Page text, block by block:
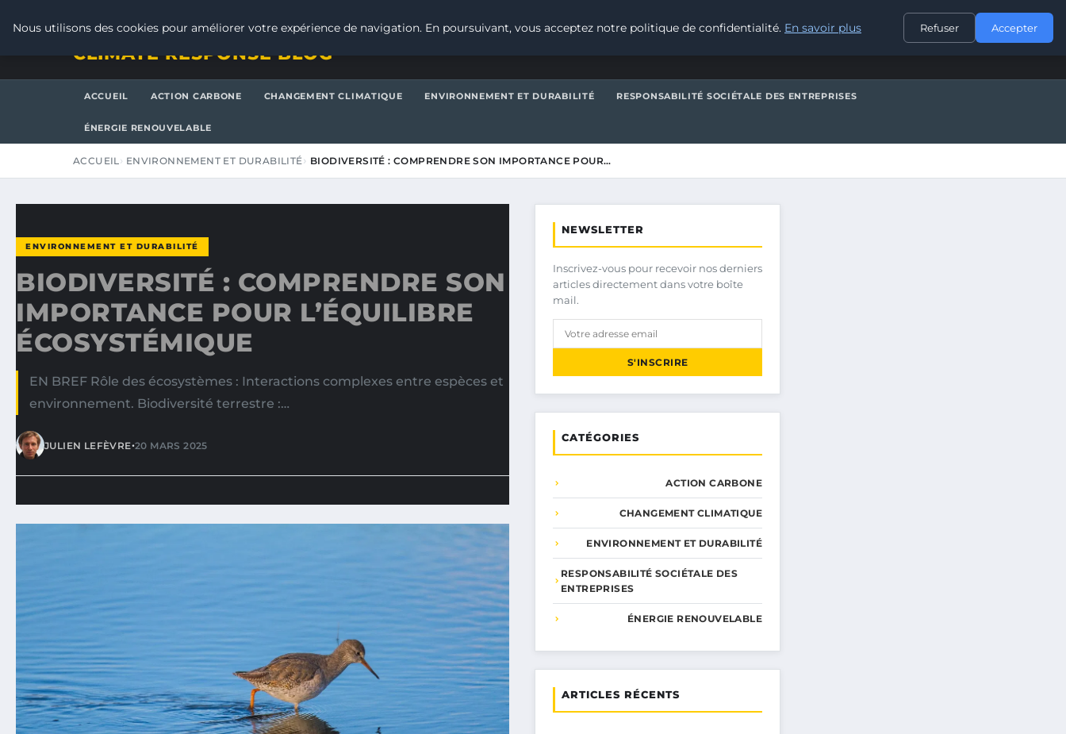
CONTACT
CLIMATE RESPONSE BLOG
ACCUEIL ACTION CARBONE CHANGEMENT CLIMATIQUE ENVIRONNEMENT ET DURABILITÉ RESPONSABILITÉ SOCIÉTALE DES ENTREPRISES
ÉNERGIE RENOUVELABLE
ACCUEIL ENVIRONNEMENT ET DURABILITÉ BIODIVERSITÉ : COMPRENDRE SON IMPORTANCE POUR…
ENVIRONNEMENT ET DURABILITÉ
BIODIVERSITÉ : COMPRENDRE SON
IMPORTANCE POUR L’ÉQUILIBRE
ÉCOSYSTÉMIQUE
EN BREF Rôle des écosystèmes : Interactions complexes entre espèces et
environnement. Biodiversité terrestre :…
JULIEN LEFÈVRE•20 MARS 2025
NEWSLETTER
Inscrivez-vous pour recevoir nos derniers
articles directement dans votre boîte
mail.
S'INSCRIRE
CATÉGORIES
ACTION CARBONE
CHANGEMENT CLIMATIQUE
ENVIRONNEMENT ET DURABILITÉ
RESPONSABILITÉ SOCIÉTALE DES
ENTREPRISES
ÉNERGIE RENOUVELABLE
ARTICLES RÉCENTS
Nous utilisons des cookies pour améliorer votre expérience de navigation. En poursuivant, vous acceptez notre politique de confidentialité. En savoir plus Refuser Accepter